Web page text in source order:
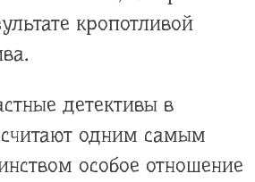
кропотливой
детективы в
одним самым
особое отношение